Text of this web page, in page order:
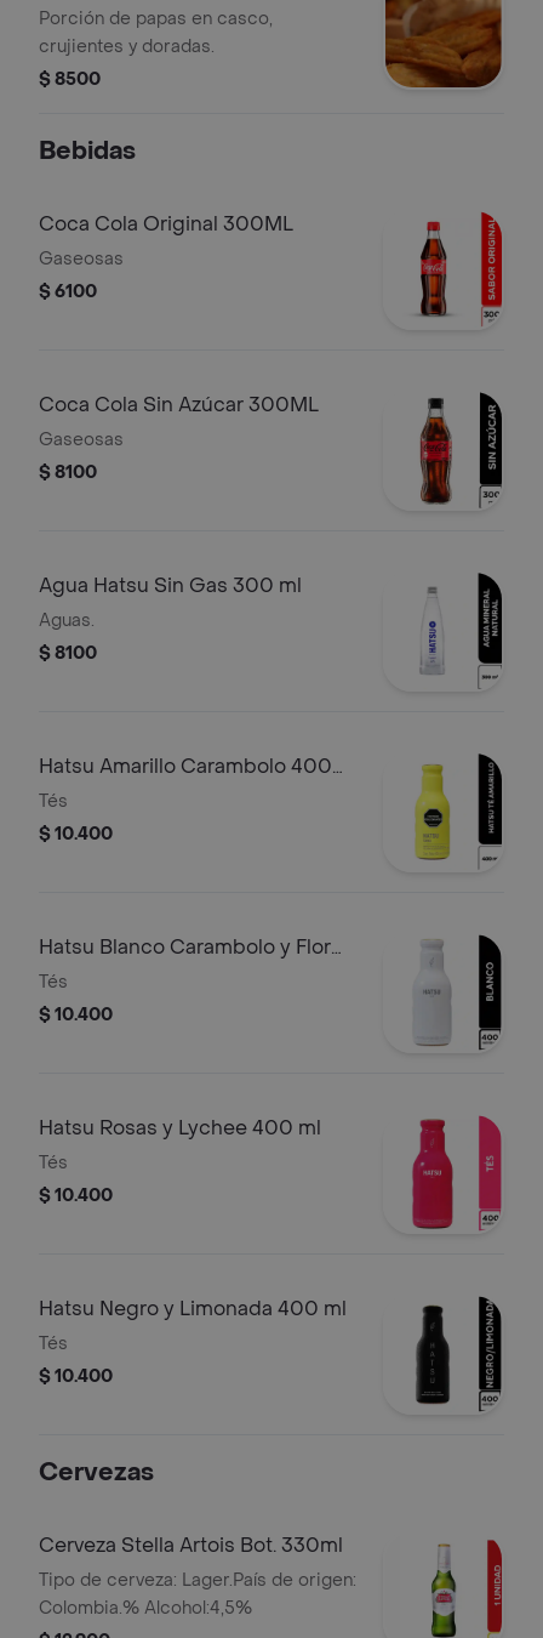
Porción de papas en casco,
crujientes y doradas.
$ 8500
Bebidas
Coca Cola Original 300ML
Gaseosas
$ 6100
Coca Cola Sin Azúcar 300ML
Gaseosas
$ 8100
Agua Hatsu Sin Gas 300 ml
Aguas.
$ 8100
Hatsu Amarillo Carambolo 400
ml
Tés
$ 10.400
Hatsu Blanco Carambolo y Flor
de Loto 400 ml
Tés
$ 10.400
Hatsu Rosas y Lychee 400 ml
Tés
$ 10.400
Hatsu Negro y Limonada 400 ml
Tés
$ 10.400
Cervezas
Cerveza Stella Artois Bot. 330ml
Tipo de cerveza: Lager.País de origen:
Colombia.% Alcohol:4,5%